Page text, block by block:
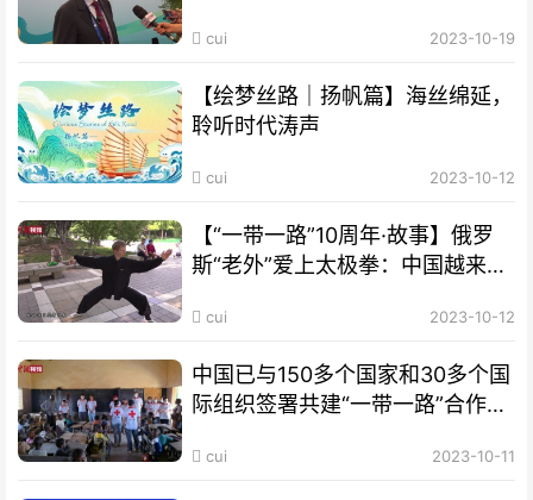
cui 2023-10-19
【绘梦丝路｜扬帆篇】海丝绵延，
聆听时代涛声
cui 2023-10-12
【“一带一路”10周年·故事】俄罗
斯“老外”爱上太极拳：中国越来越
cui 2023-10-12
中国已与150多个国家和30多个国
际组织签署共建“一带一路”合作文
cui 2023-10-11